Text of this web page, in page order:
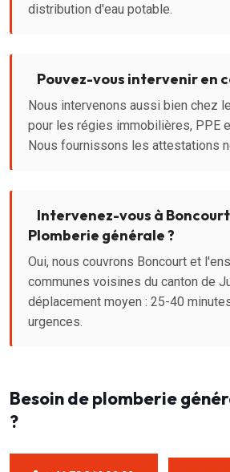
distribution d'eau potable.
Pouvez-vous intervenir en
Nous intervenons aussi bien chez
pour les régies immobilières, PPE
Nous fournissons les attestations
Intervenez-vous à
Plomberie générale ?
Oui, nous couvrons Boncourt et
communes voisines du canton de
déplacement moyen : 25-40
urgences.
Besoin de plomberie
?